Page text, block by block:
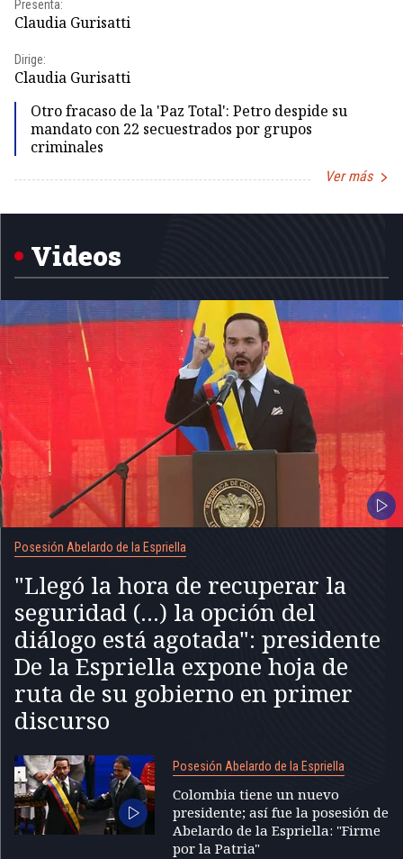
Presenta:
Claudia Gurisatti
Dirige:
Claudia Gurisatti
Otro fracaso de la 'Paz Total': Petro despide su
mandato con 22 secuestrados por grupos
criminales
Ver más
1
Videos
Posesión Abelardo de la Espriella
"Llegó la hora de recuperar la
seguridad (...) la opción del
diálogo está agotada": presidente
De la Espriella expone hoja de
ruta de su gobierno en primer
discurso
Posesión Abelardo de la Espriella
Colombia tiene un nuevo
presidente; así fue la posesión de
Abelardo de la Espriella: "Firme
por la Patria"